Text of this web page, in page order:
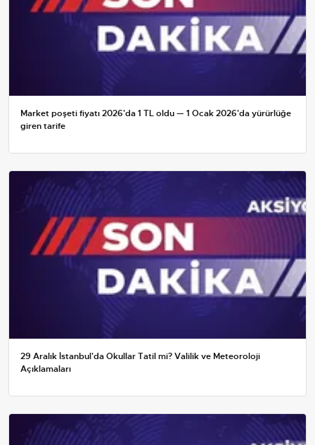
Market poşeti fiyatı 2026'da 1 TL oldu — 1 Ocak 2026'da yürürlüğe
giren tarife
29 Aralık İstanbul'da Okullar Tatil mi? Valilik ve Meteoroloji
Açıklamaları